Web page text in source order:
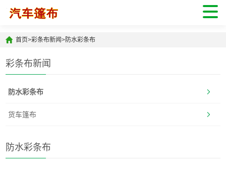
首页>彩条布新闻>防水彩条布
彩条布新闻
防水彩条布
货车篷布
防水彩条布